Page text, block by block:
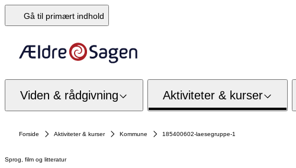
Gå til primært indhold
Viden & rådgivning Aktiviteter & kurser
Forside Aktiviteter & kurser Kommune 185400602-laesegruppe-1
Sprog, film og litteratur